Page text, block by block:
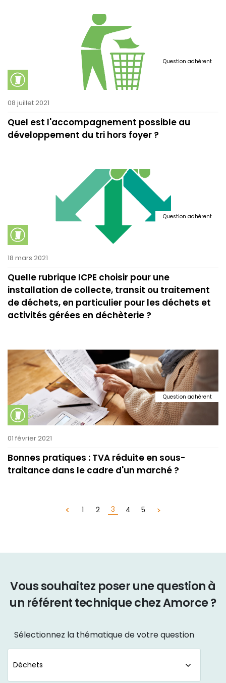
Question adhérent
08 juillet 2021
Quel est l'accompagnement possible au
développement du tri hors foyer ?
Question adhérent
18 mars 2021
Quelle rubrique ICPE choisir pour une
installation de collecte, transit ou traitement
de déchets, en particulier pour les déchets et
activités gérées en déchèterie ?
Question adhérent
01 février 2021
Bonnes pratiques : TVA réduite en sous-
traitance dans le cadre d'un marché ?
1 2 3 4 5
Vous souhaitez poser une question à
un référent technique chez Amorce ?
Sélectionnez la thématique de votre question